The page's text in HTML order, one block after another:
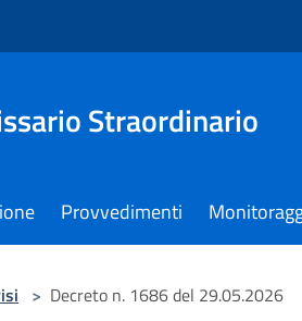
Straordinario
Provvedimenti
> Decreto n. 1686 del 29.05.2026